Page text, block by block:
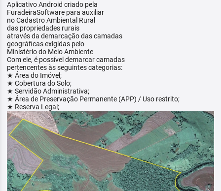
Aplicativo Android criado pela
FuradeiraSoftware para auxiliar
no Cadastro Ambiental Rural
das propriedades rurais
através da demarcação das camadas
geográficas exigidas pelo
Ministério do Meio Ambiente
Com ele, é possível demarcar camadas
pertencentes às seguintes categorias:
★ Área do Imóvel;
★ Cobertura do Solo;
★ Servidão Administrativa;
★ Área de Preservação Permanente (APP) / Uso restrito;
★ Reserva Legal;